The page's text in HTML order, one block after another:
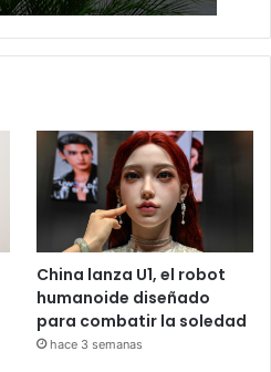
China lanza U1, el robot
humanoide diseñado
para combatir la soledad
hace 3 semanas